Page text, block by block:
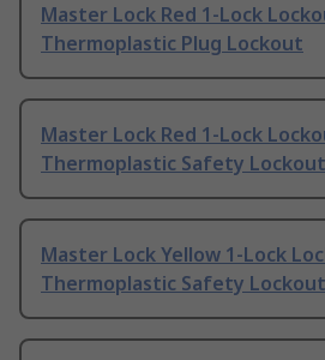
Master Lock Red 1-Lock
Thermoplastic Plug Lockout
Master Lock Red 1-Lock
Thermoplastic Safety Lockout
Master Lock Yellow 1-Lock
Thermoplastic Safety Lockout